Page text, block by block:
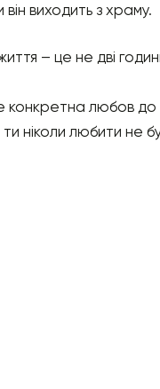
виходить з храму.
– це не дві
любов до
ніколи любити не